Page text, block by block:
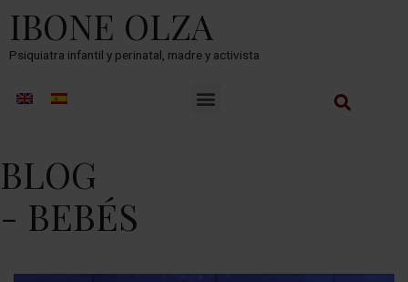
IBONE OLZA
Psiquiatra infantil y perinatal, madre y activista
BLOG
- BEBÉS